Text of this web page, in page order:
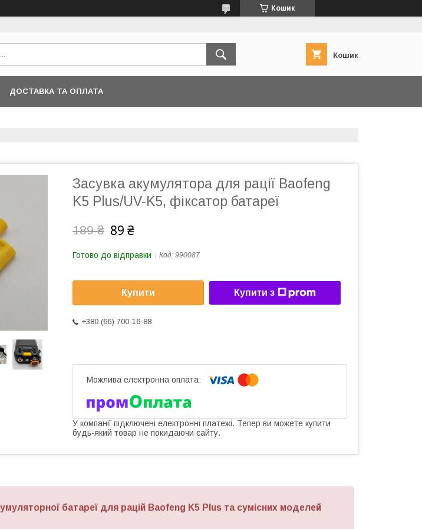
Кошик
Кошик
ДОСТАВКА ТА ОПЛАТА
Засувка акумулятора для рації Baofeng
K5 Plus/UV-K5, фіксатор батареї
189 ₴ 89 ₴
Готово до відправки Код: 990087
Купити Купити з
+380 (66) 700-16-88
У компанії підключені електронні платежі. Тепер ви можете купити
будь-який товар не покидаючи сайту.
батареї для рацій Baofeng K5 Plus та сумісних моделей